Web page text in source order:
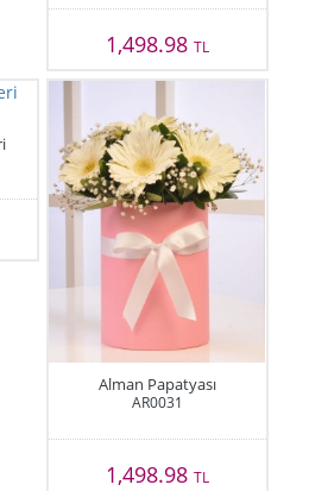
1,498.98 TL
Alman Papatyası
AR0031
1,498.98 TL